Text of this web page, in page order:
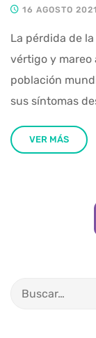
16 AGOSTO 2021
La pérdida de
vértigo y mareo
población
sus síntomas
VER MÁS